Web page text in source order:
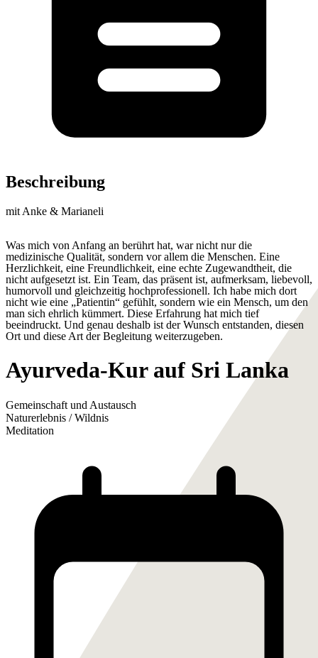
Beschreibung
mit Anke & Marianeli
Was mich von Anfang an berührt hat, war nicht nur die
medizinische Qualität, sondern vor allem die Menschen. Eine
Herzlichkeit, eine Freundlichkeit, eine echte Zugewandtheit, die
nicht aufgesetzt ist. Ein Team, das präsent ist, aufmerksam, liebevoll,
humorvoll und gleichzeitig hochprofessionell. Ich habe mich dort
nicht wie eine „Patientin“ gefühlt, sondern wie ein Mensch, um den
man sich ehrlich kümmert. Diese Erfahrung hat mich tief
beeindruckt. Und genau deshalb ist der Wunsch entstanden, diesen
Ort und diese Art der Begleitung weiterzugeben.
Ayurveda-Kur auf Sri Lanka
Gemeinschaft und Austausch
Naturerlebnis / Wildnis
Meditation